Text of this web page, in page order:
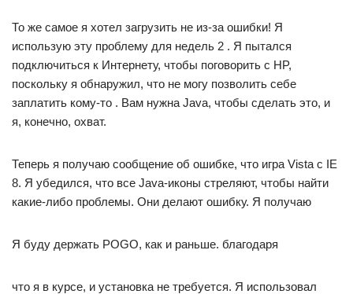
То же самое я хотел загрузить не из-за ошибки! Я
использую эту проблему для недель 2 . Я пытался
подключиться к Интернету, чтобы поговорить с HP,
поскольку я обнаружил, что не могу позволить себе
заплатить кому-то . Вам нужна Java, чтобы сделать это, и
я, конечно, охват.
Теперь я получаю сообщение об ошибке, что игра Vista с IE
8. Я убедился, что все Java-иконы стреляют, чтобы найти
какие-либо проблемы. Они делают ошибку. Я получаю
Я буду держать POGO, как и раньше. благодаря
что я в курсе, и установка не требуется. Я использовал